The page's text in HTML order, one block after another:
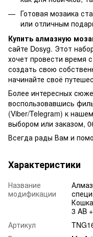
Готовая мозаика
или отличным
Купить алмазную
сайте Dosyg. Этот
хочет провести время
создать свою
начинайте своё
Более интересных
воспользовавшись
(Viber/Telegram) к
выбором или заказом,
Всегда рады Вам и
Характеристики
Название
модификации
3 AB
Артикул